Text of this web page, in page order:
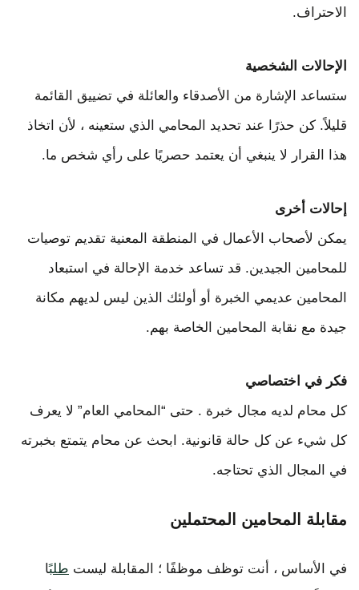
الاحتراف.
الإحالات الشخصية
ستساعد الإشارة من الأصدقاء والعائلة في تضييق القائمة
قليلاً. كن حذرًا عند تحديد المحامي الذي ستعينه ، لأن اتخاذ
هذا القرار لا ينبغي أن يعتمد حصريًا على رأي شخص ما.
إحالات أخرى
يمكن لأصحاب الأعمال في المنطقة المعنية تقديم توصيات
للمحامين الجيدين. قد تساعد خدمة الإحالة في استبعاد
المحامين عديمي الخبرة أو أولئك الذين ليس لديهم مكانة
جيدة مع نقابة المحامين الخاصة بهم.
فكر في اختصاصي
كل محام لديه مجال خبرة . حتى “المحامي العام” لا يعرف
كل شيء عن كل حالة قانونية. ابحث عن محام يتمتع بخبرته
في المجال الذي تحتاجه.
مقابلة المحامين المحتملين
في الأساس ، أنت توظف موظفًا ؛ المقابلة ليست طلبًا